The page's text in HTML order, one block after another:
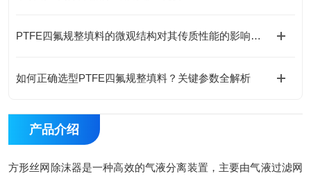
PTFE四氟规整填料的微观结构对其传质性能的影响机制​
如何正确选型PTFE四氟规整填料？关键参数全解析
产品介绍
方形丝网除沫器是一种高效的气液分离装置，主要由气液过滤网